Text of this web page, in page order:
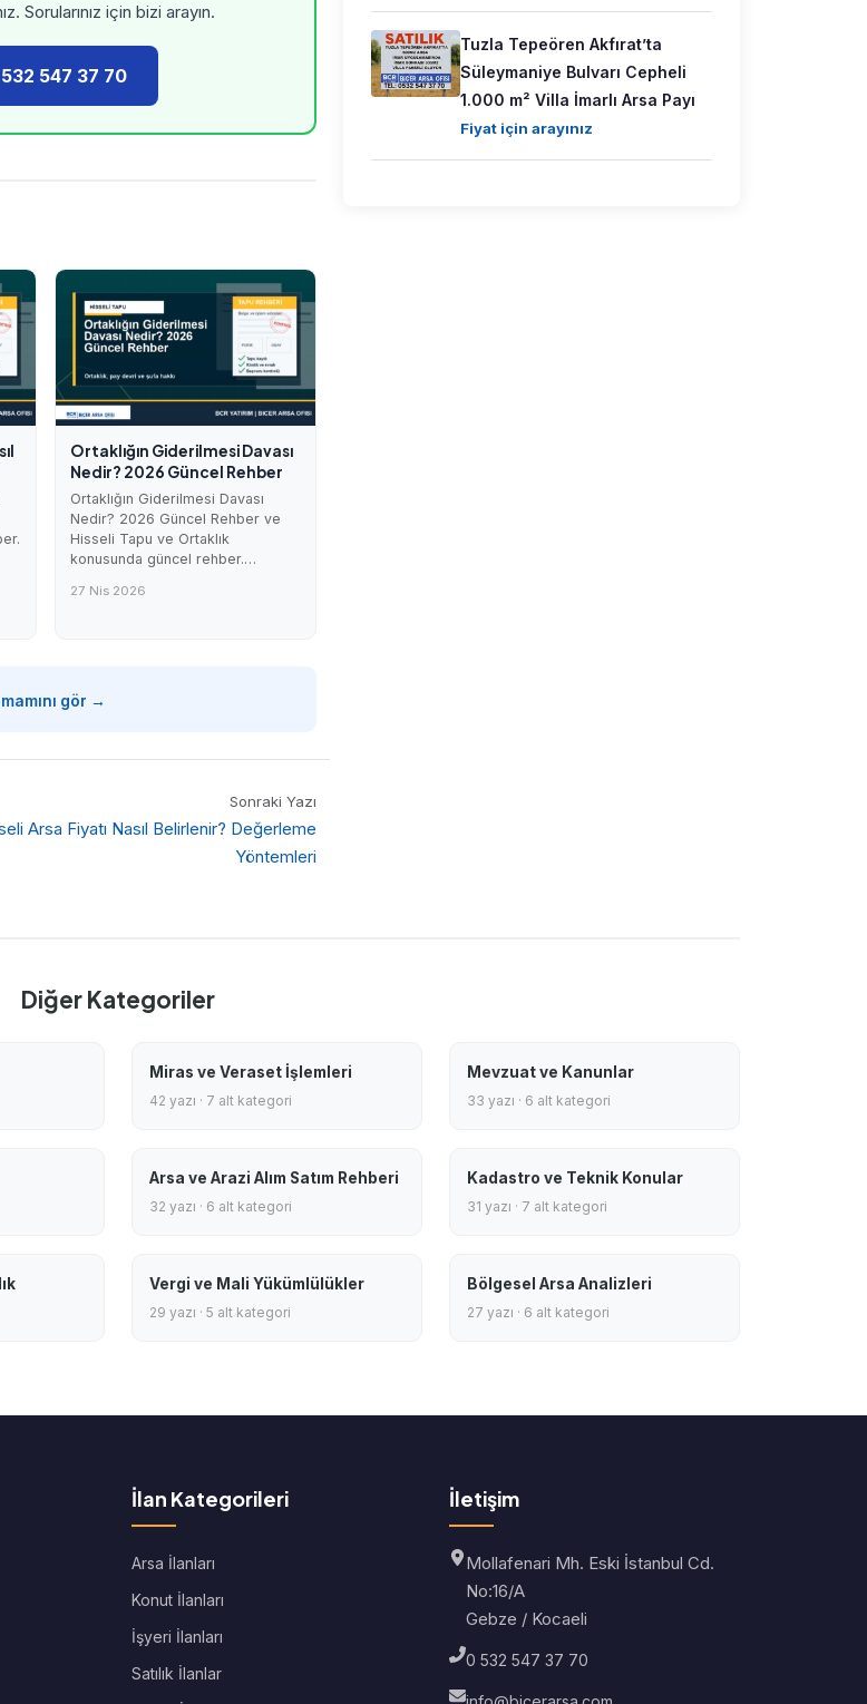
Sorularınız için bizi arayın.
532 547 37 70
Ortaklığın Giderilmesi Davası
Nedir? 2026 Güncel Rehber
Ortaklığın Giderilmesi Davası
Nedir? 2026 Güncel Rehber ve
Hisseli Tapu ve Ortaklık
konusunda güncel rehber.…
27 Nis 2026
gör →
Sonraki Yazı
Arsa Fiyatı Nasıl Belirlenir? Değerleme
Yöntemleri
Tuzla Tepeören Akfırat’ta
Süleymaniye Bulvarı Cepheli
1.000 m² Villa İmarlı Arsa Payı
Fiyat için arayınız
Diğer Kategoriler
Miras ve Veraset İşlemleri
42 yazı · 7 alt kategori
Mevzuat ve Kanunlar
33 yazı · 6 alt kategori
Arsa ve Arazi Alım Satım Rehberi
32 yazı · 6 alt kategori
Kadastro ve Teknik Konular
31 yazı · 7 alt kategori
Vergi ve Mali Yükümlülükler
29 yazı · 5 alt kategori
Bölgesel Arsa Analizleri
27 yazı · 6 alt kategori
İlan Kategorileri
Arsa İlanları
Konut İlanları
İşyeri İlanları
Satılık İlanlar
İletişim
Mollafenari Mh. Eski İstanbul Cd.
No:16/A
Gebze / Kocaeli
0 532 547 37 70